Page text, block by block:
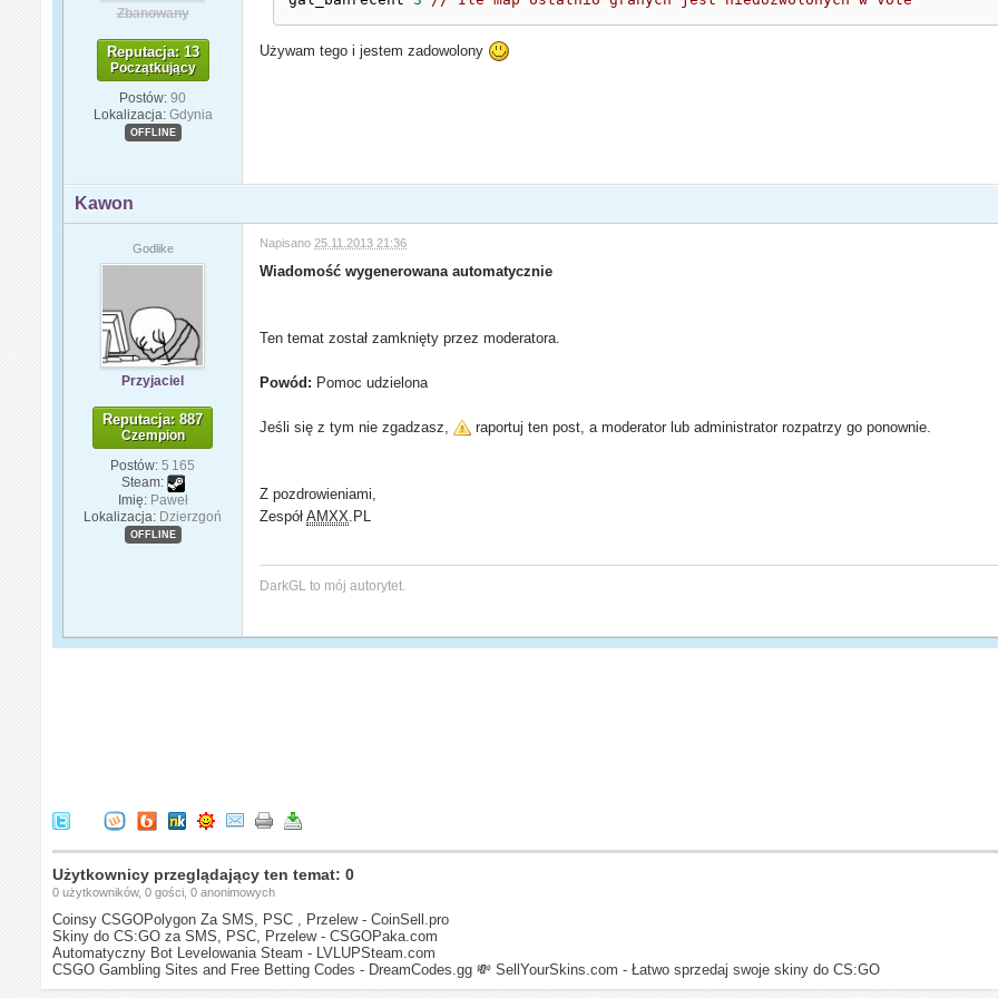
Zbanowany
Reputacja: 13
Początkujący
Postów: 90
Lokalizacja: Gdynia
OFFLINE
Używam tego i jestem zadowolony
Kawon
Godlike
Przyjaciel
Reputacja: 887
Czempion
Postów: 5 165
Steam:
Imię: Paweł
Lokalizacja: Dzierzgoń
OFFLINE
Napisano 25.11.2013 21:36
Wiadomość wygenerowana automatycznie
Ten temat został zamknięty przez moderatora.
Powód: Pomoc udzielona
Jeśli się z tym nie zgadzasz, raportuj ten post, a moderator lub administrator rozpatrzy go ponownie.
Z pozdrowieniami,
ZespółAMXX .PL
DarkGL to mój autorytet.
Użytkownicy przeglądający ten temat: 0
0 użytkowników, 0 gości, 0 anonimowych
Coinsy CSGOPolygon Za SMS, PSC , Przelew - CoinSell.pro
Skiny do CS:GO za SMS, PSC, Przelew - CSGOPaka.com
Automatyczny Bot Levelowania Steam - LVLUPSteam.com
CSGO Gambling Sites and Free Betting Codes - DreamCodes.gg 💸 SellYourSkins.com - Łatwo sprzedaj swoje skiny do CS:GO